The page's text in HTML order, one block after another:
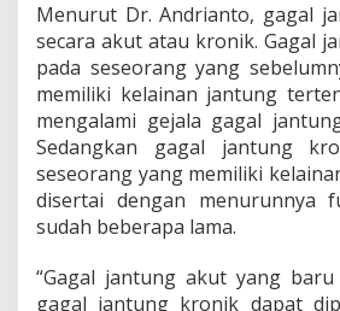
Menurut Dr. Andrianto, gagal
secara akut atau kronik. Gagal
pada seseorang yang
memiliki kelainan jantung
mengalami gejala gagal
Sedangkan gagal jantung
seseorang yang memiliki
disertai dengan menurunnya
sudah beberapa lama.
“Gagal jantung akut yang
gagal jantung kronik dapat